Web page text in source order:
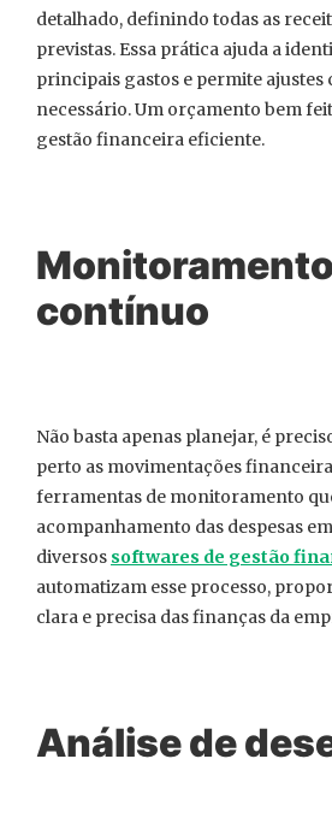
detalhado, definindo todas as
previstas. Essa prática ajuda a
principais gastos e permite
necessário. Um orçamento bem
gestão financeira eficiente.
Monitoramento
contínuo
Não basta apenas planejar, é
perto as movimentações
ferramentas de monitoramento
acompanhamento das despesas
diversos softwares de gestão
automatizam esse processo,
clara e precisa das finanças da
Análise de